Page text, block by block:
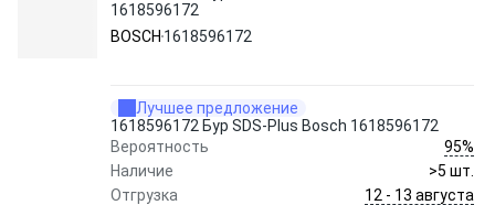
1618596172
BOSCH 1618596172
Лучшее предложение
1618596172 Бур SDS-Plus Bosch 1618596172
Вероятность
95%
Наличие
>5 шт.
Отгрузка
12 - 13 августа